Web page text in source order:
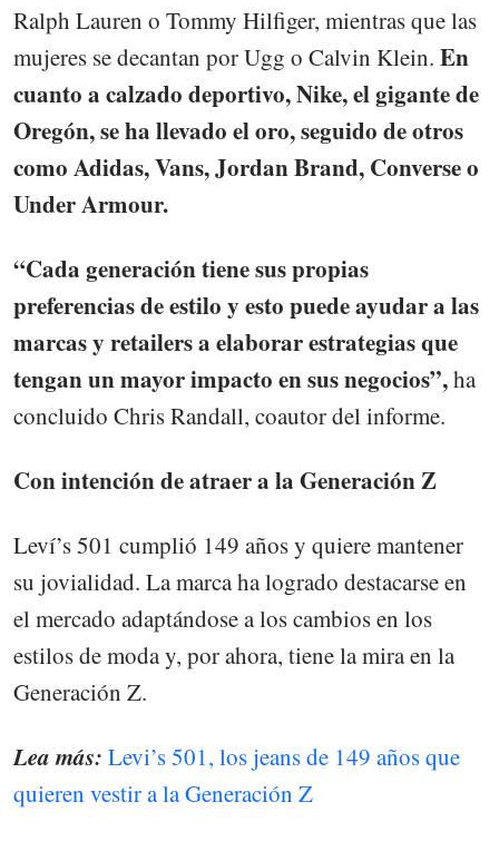
Ralph Lauren o Tommy Hilfiger, mientras que las
mujeres se decantan por Ugg o Calvin Klein. En
cuanto a calzado deportivo, Nike, el gigante de
Oregón, se ha llevado el oro, seguido de otros
como Adidas, Vans, Jordan Brand, Converse o
Under Armour.
“Cada generación tiene sus propias
preferencias de estilo y esto puede ayudar a las
marcas y retailers a elaborar estrategias que
tengan un mayor impacto en sus negocios”,ha
concluido Chris Randall, coautor del informe.
Con intención de atraer a la Generación Z
Leví’s 501 cumplió 149 años y quiere mantener
su jovialidad. La marca ha logrado destacarse en
el mercado adaptándose a los cambios en los
estilos de moda y, por ahora, tiene la mira en la
Generación Z.
Lea más: Levi’s 501, los jeans de 149 años que
quieren vestir a la Generación Z